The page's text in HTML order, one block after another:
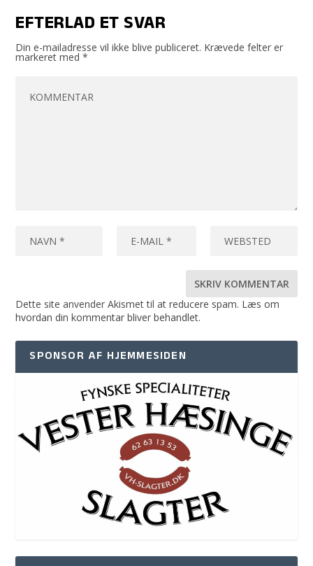
EFTERLAD ET SVAR
Din e-mailadresse vil ikke blive publiceret. Krævede felter er
markeret med*
Dette site anvender Akismet til at reducere spam. Læs om
hvordan din kommentar bliver behandlet.
SPONSOR AF HJEMMESIDEN